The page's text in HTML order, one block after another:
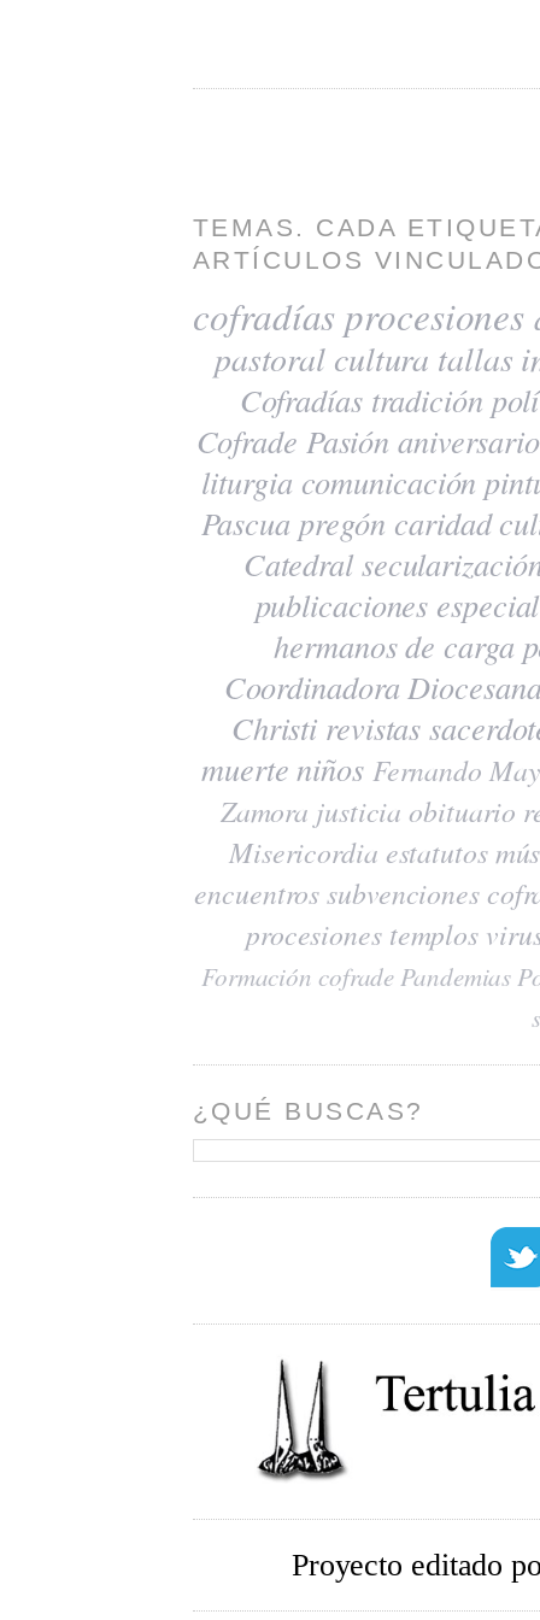
TEMAS. CADA
ARTÍCULOS
cofradías procesiones
pastoral cultura tallas
Cofradías tradición
Cofrade Pasión
liturgia comunicación
Pascua pregón caridad
Catedral
publicaciones
hermanos de carga
Coordinadora
Christi revistas
muerte niños Fernando
Zamora justicia obituario
Misericordia estatutos
encuentrossubvenciones
procesiones templos
Formación cofradePandemias
¿QUÉ BUSCAS?
Proyecto editado